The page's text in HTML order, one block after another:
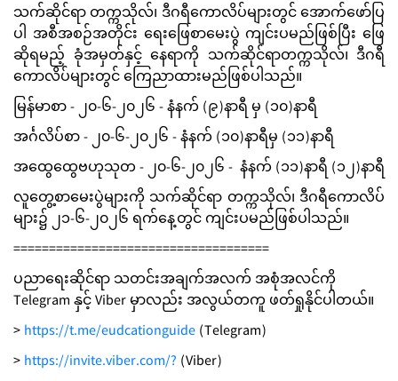
သက်ဆိုင်ရာ တက္ကသိုလ်၊ ဒီဂရီကောလိပ်များတွင် အောက်ဖော်ပြ
ပါ အစီအစဉ်အတိုင်း ရေးဖြေစာမေးပွဲ ကျင်းပမည်ဖြစ်ပြီး ဖြေ
ဆိုရမည့် ခုံအမှတ်နှင့် နေရာကို သက်ဆိုင်ရာတက္ကသိုလ်၊ ဒီဂရီ
ကောလိပ်များတွင် ကြေညာထားမည်ဖြစ်ပါသည်။
မြန်မာစာ - ၂၀-၆-၂၀၂၆ - နံနက် (၉)နာရီ မှ (၁၀)နာရီ
အင်္ဂလိပ်စာ - ၂၀-၆-၂၀၂၆ - နံနက် (၁၀)နာရီမှ (၁၁)နာရီ
အထွေထွေဗဟုသုတ - ၂၀-၆-၂၀၂၆ - နံနက် (၁၁)နာရီ (၁၂)နာရီ
လူတွေ့စာမေးပွဲများကို သက်ဆိုင်ရာ တက္ကသိုလ်၊ ဒီဂရီကောလိပ်
များ၌ ၂၁-၆-၂၀၂၆ ရက်နေ့တွင် ကျင်းပမည်ဖြစ်ပါသည်။
====================================
ပညာရေးဆိုင်ရာ သတင်းအချက်အလက် အစုံအလင်ကို
Telegram နှင့် Viber မှာလည်း အလွယ်တကူ ဖတ်ရှုနိုင်ပါတယ်။
>https://t.me/eudcationguide(Telegram)
>https://invite.viber.com/? (Viber)